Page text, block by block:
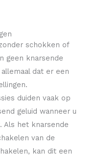
schokken of
geen knarsende
dat er een
duiden vaak op
geluid wanneer u
Als het knarsende
van de
kan dit een